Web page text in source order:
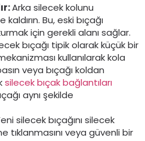
:Arka silecek kolunu
Bu, eski bıçağı
için gerekli alanı sağlar.
bıçağı tipik olarak küçük bir
kullanılarak kola
veya bıçağı koldan
silecek bıçak bağlantıları
aynı şekilde
silecek bıçağını silecek
tıklanmasını veya güvenli bir